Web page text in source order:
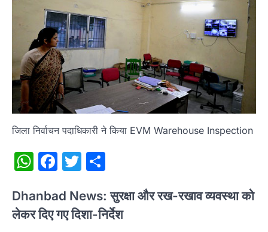
जिला निर्वाचन पदाधिकारी ने किया EVM Warehouse Inspection
WhatsApp
Facebook
Twitter
Dhanbad News: सुरक्षा और रख-रखाव व्यवस्था को
लेकर दिए गए दिशा-निर्देश